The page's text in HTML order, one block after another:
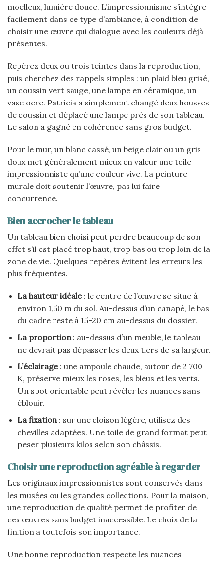
moelleux, lumière douce. L’impressionnisme s’intègre
facilement dans ce type d’ambiance, à condition de
choisir une œuvre qui dialogue avec les couleurs déjà
présentes.
Repérez deux ou trois teintes dans la reproduction,
puis cherchez des rappels simples : un plaid bleu grisé,
un coussin vert sauge, une lampe en céramique, un
vase ocre. Patricia a simplement changé deux housses
de coussin et déplacé une lampe près de son tableau.
Le salon a gagné en cohérence sans gros budget.
Pour le mur, un blanc cassé, un beige clair ou un gris
doux met généralement mieux en valeur une toile
impressionniste qu’une couleur vive. La peinture
murale doit soutenir l’œuvre, pas lui faire
concurrence.
Bien accrocher le tableau
Un tableau bien choisi peut perdre beaucoup de son
effet s’il est placé trop haut, trop bas ou trop loin de la
zone de vie. Quelques repères évitent les erreurs les
plus fréquentes.
La hauteur idéale: le centre de l’œuvre se situe à
environ 1,50 m du sol. Au-dessus d’un canapé, le bas
du cadre reste à 15–20 cm au-dessus du dossier.
La proportion: au-dessus d’un meuble, le tableau
ne devrait pas dépasser les deux tiers de sa largeur.
L’éclairage: une ampoule chaude, autour de 2 700
K, préserve mieux les roses, les bleus et les verts.
Un spot orientable peut révéler les nuances sans
éblouir.
La fixation: sur une cloison légère, utilisez des
chevilles adaptées. Une toile de grand format peut
peser plusieurs kilos selon son châssis.
Choisir une reproduction agréable à regarder
Les originaux impressionnistes sont conservés dans
les musées ou les grandes collections. Pour la maison,
une reproduction de qualité permet de profiter de
ces œuvres sans budget inaccessible. Le choix de la
finition a toutefois son importance.
Une bonne reproduction respecte les nuances